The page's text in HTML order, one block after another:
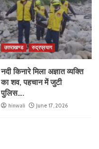
उत्तराखण्ड रुद्रप्रयाग
नदी किनारे मिला अज्ञात व्यक्ति
का शव, पहचान में जुटी
पुलिस….
hinwali June 17, 2026